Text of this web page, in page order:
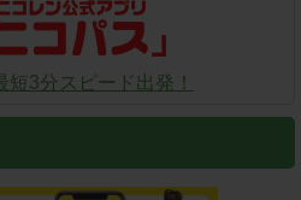
3分スピード出発！